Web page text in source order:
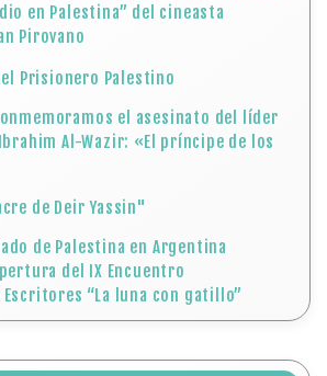
en Palestina” del cineasta
Pirovano
Prisionero Palestino
el asesinato del líder
Al-Wazir: «El príncipe de los
de Deir Yassin"
de Palestina en Argentina
del IX Encuentro
“La luna con gatillo”